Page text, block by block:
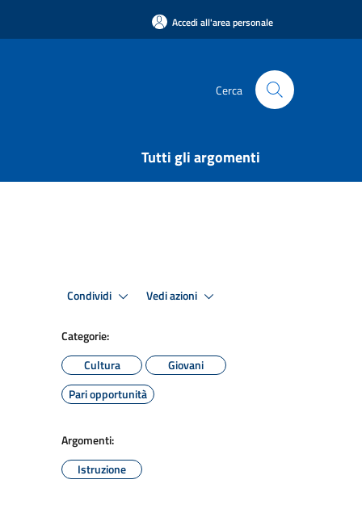
Accedi all'area personale
Cerca
Tutti gli argomenti
Condividi Vedi azioni
Categorie:
Cultura
Giovani
Pari opportunità
Argomenti:
Istruzione